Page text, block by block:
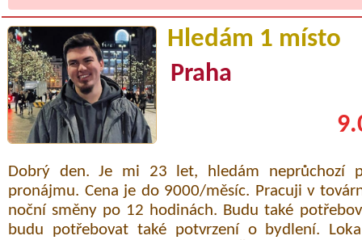
Hledám 1 místo
Praha
Dobrý den. Je mi 23 let, hledám neprůchozí
pronájmu. Cena je do 9000/měsíc. Pracuji v
noční směny po 12 hodinách. Budu také
budu potřebovat také potvrzení o bydlení.